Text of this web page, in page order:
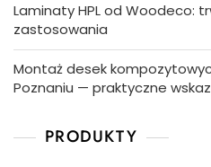
Laminaty HPL od Woodeco:
zastosowania
Montaż desek
Poznaniu — praktyczne
PRODUKTY